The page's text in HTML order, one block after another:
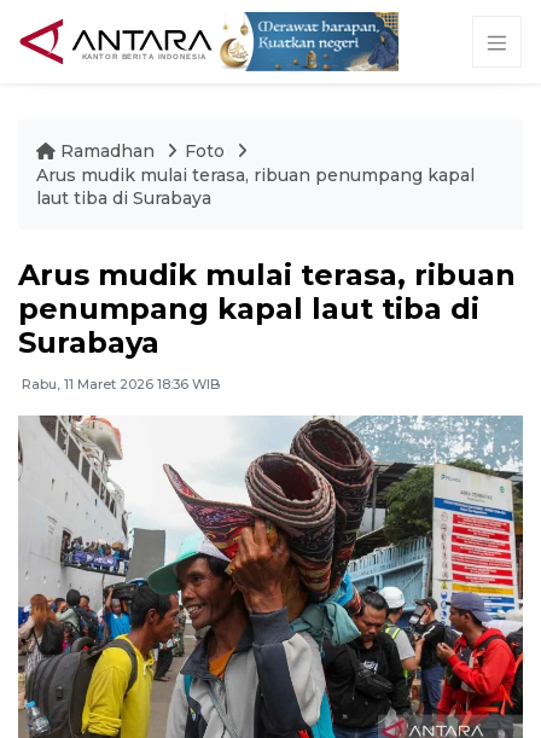
Ramadhan
Foto
Arus mudik mulai terasa, ribuan penumpang kapal
laut tiba di Surabaya
Arus mudik mulai terasa, ribuan
penumpang kapal laut tiba di
Surabaya
Rabu, 11 Maret 2026 18:36 WIB